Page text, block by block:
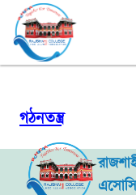
গঠনতন্ত্র